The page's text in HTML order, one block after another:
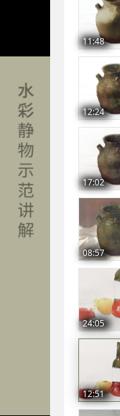
11:48
12:24
17:02
08:57
24:05
12:51